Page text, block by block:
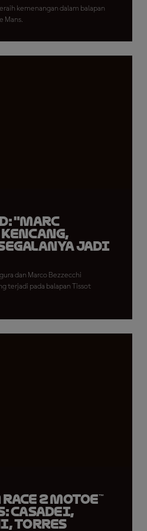
kemenangan dalam balapan
Mans.
"Marc
Jadi
dan Marco Bezzecchi
terjadi pada balapan Tissot
2 MotoE™
Casadei,
Torres